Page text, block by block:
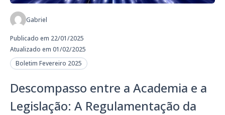
Gabriel
Publicado em 22/01/2025
Atualizado em 01/02/2025
Boletim Fevereiro 2025
Descompasso entre a Academia e a
Legislação: A Regulamentação da